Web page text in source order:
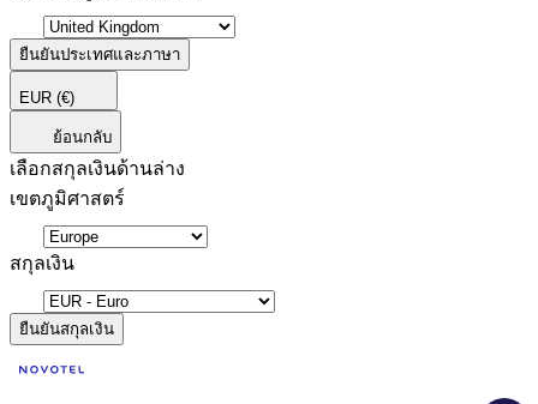
ยืนยันประเทศและภาษา
EUR (€)
ย้อนกลับ
เลือกสกุลเงินด้านล่าง
เขตภูมิศาสตร์
สกุลเงิน
ยืนยันสกุลเงิน